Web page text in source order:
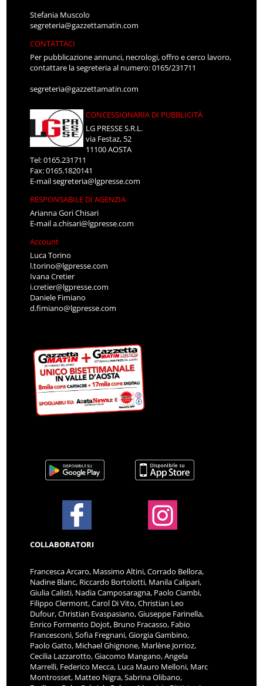
Stefania Muscolo
segreteria@gazzettamatin.com
CONTATTACI
Per pubblicazione annunci, necrologi, offro e cerco lavoro,
contattare la segreteria al numero: 0165/231711
segreteria@gazzettamatin.com
CONCESSIONARIA DI PUBBLICITÀ
LG PRESSE S.R.L.
via Festaz, 52
11100 AOSTA
Tel: 0165.231711
Fax: 0165.1820141
E-mailsegreteria@lgpresse.com
RESPONSABILE DI AGENZIA
Arianna Gori Chisari
E-maila.chisari@lgpresse.com
Account
Luca Torino
l.torino@lgpresse.com
Ivana Cretier
i.cretier@lgpresse.com
Daniele Fimiano
d.fimiano@lgpresse.com
COLLABORATORI
Francesca Arcaro, Massimo Altini, Corrado Bellora,
Nadine Blanc, Riccardo Bortolotti, Manila Calipari,
Giulia Calisti, Nadia Camposaragna, Paolo Ciambi,
Filippo Clermont, Carol Di Vito, Christian Leo
Dufour, Christian Evaspasiano, Giuseppe Farinella,
Enrico Formento Dojot, Bruno Fracasso, Fabio
Francesconi, Sofia Fregnani, Giorgia Gambino,
Paolo Gatto, Michael Ghignone, Marlène Jorrioz,
Cecilia Lazzarotto, Giacomo Mangano, Angela
Marrelli, Federico Mecca, Luca Mauro Melloni, Marc
Montrosset, Matteo Nigra, Sabrina Olibano,